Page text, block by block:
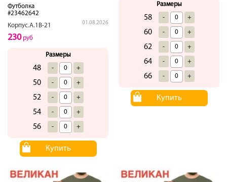
Футболка
#23462642
Корпус.А.1В-21
01.08.2026
230руб
Размеры
48 - +
50 - +
52 - +
54 - +
56 - +
Купить
Размеры
58 - +
60 - +
62 - +
64 - +
66 - +
Купить